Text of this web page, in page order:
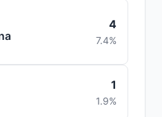
4
7.4%
1
1.9%